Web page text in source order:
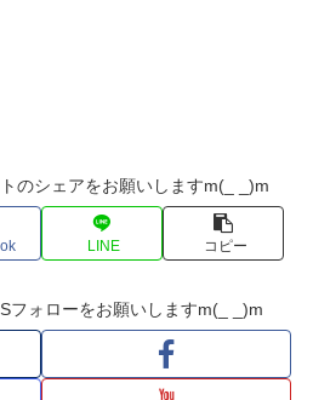
のシェアをお願いしますm(_ _)m
LINE コピー
フォローをお願いしますm(_ _)m